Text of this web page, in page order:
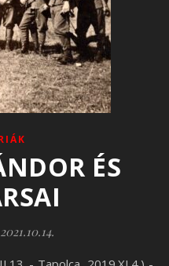
ÉS
2021.10.14.